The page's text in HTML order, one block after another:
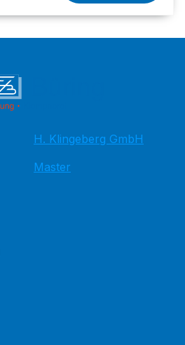
H. Klingeberg GmbH
Master